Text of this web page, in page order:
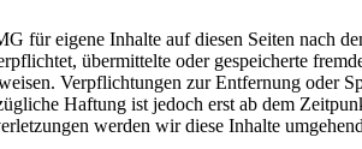
für eigene Inhalte auf diesen Seiten nach
übermittelte oder gespeicherte
Verpflichtungen zur Entfernung oder
Haftung ist jedoch erst ab dem
werden wir diese Inhalte